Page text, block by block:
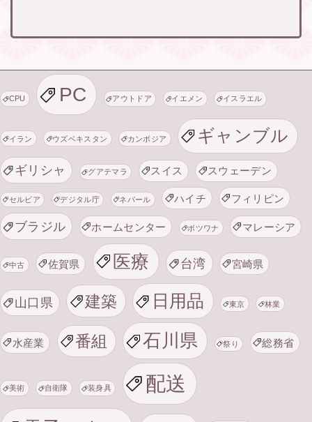
CPU PC アウトドア イエメン イスラエル
イラン ウズベキスタン カンボジア ギャンブル
ギリシャ グアテマラ スイス スウェーデン
セルビア デジタル庁 ネパール ハイチ フィリピン
ブラジル ホームセンター ボツワナ マレーシア
中古 佐賀県 医療 台湾 宮崎県
山口県 建築 日用品 東京 林業
水産業 番組 石川県 祭り 総務省
美術 自衛隊 装身具 配送